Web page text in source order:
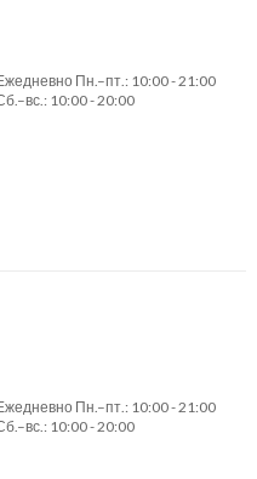
Пн.–пт.: 10:00 - 21:00
10:00 - 20:00
Пн.–пт.: 10:00 - 21:00
10:00 - 20:00